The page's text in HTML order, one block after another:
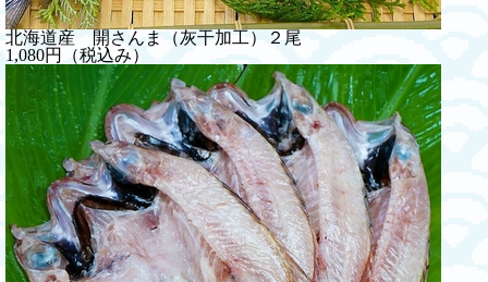
北海道産 開さんま（灰干加工）２尾
1,080円（税込み）